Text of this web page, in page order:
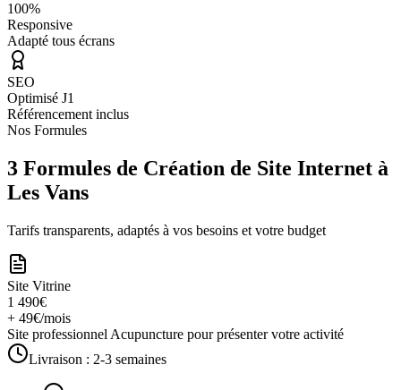
100%
Responsive
Adapté tous écrans
SEO
Optimisé J1
Référencement inclus
Nos Formules
3 Formules de Création de Site Internet à
Les Vans
Tarifs transparents, adaptés à vos besoins et votre budget
Site Vitrine
1 490€
+ 49€/mois
Site professionnel Acupuncture pour présenter votre activité
Livraison : 2-3 semaines